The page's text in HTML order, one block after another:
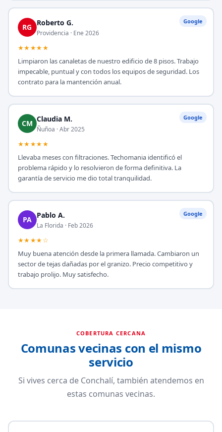
Google
RG Roberto G.
Providencia · Ene 2026
★★★★★
Limpiaron las canaletas de nuestro edificio de 8 pisos. Trabajo
impecable, puntual y con todos los equipos de seguridad. Los
contrato para la mantención anual.
Google
CM Claudia M.
Ñuñoa · Abr 2025
★★★★★
Llevaba meses con filtraciones. Techomania identificó el
problema rápido y lo resolvieron de forma definitiva. La
garantía de servicio me dio total tranquilidad.
Google
PA Pablo A.
La Florida · Feb 2026
★★★★☆
Muy buena atención desde la primera llamada. Cambiaron un
sector de tejas dañadas por el granizo. Precio competitivo y
trabajo prolijo. Muy satisfecho.
COBERTURA CERCANA
Comunas vecinas con el mismo
servicio
Si vives cerca de Conchalí, también atendemos en
estas comunas vecinas.